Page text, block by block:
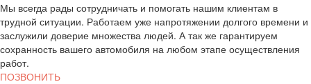
Мы всегда рады сотрудничать и помогать нашим клиентам в
трудной ситуации. Работаем уже напротяжении долгого времени и
заслужили доверие множества людей. А так же гарантируем
сохранность вашего автомобиля на любом этапе осуществления
работ.
ПОЗВОНИТЬ